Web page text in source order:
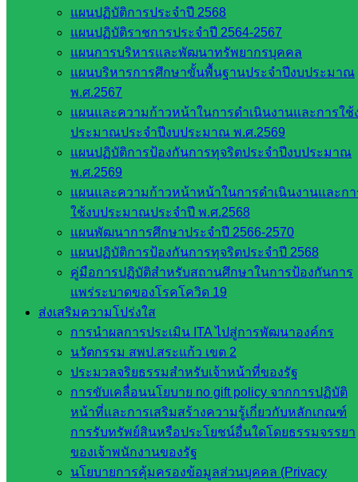
แผนปฏิบัติการประจำปี 2568
แผนปฏิบัติราชการประจำปี 2564-2567
แผนการบริหารและพัฒนาทรัพยากรบุคคล
แผนบริหารการศึกษาขั้นพื้นฐานประจำปีงบประมาณ
พ.ศ.2567
แผนและความก้าวหน้าในการดำเนินงานและการใช้
ประมาณประจำปีงบประมาณ พ.ศ.2569
แผนปฏิบัติการป้องกันการทุจริตประจำปีงบประมาณ
พ.ศ.2569
แผนและความก้าวหน้าหน้าในการดำเนินงานและก
ใช้งบประมาณประจำปี พ.ศ.2568
แผนพัฒนาการศึกษาประจำปี 2566-2570
แผนปฏิบัติการป้องกันการทุจริตประจำปี 2568
คู่มือการปฏิบัติสำหรับสถานศึกษาในการป้องกันการ
แพร่ระบาดของโรคโควิด 19
ส่งเสริมความโปร่งใส
การนำผลการประเมิน ITA ไปสู่การพัฒนาองค์กร
นวัตกรรม สพป.สระแก้ว เขต 2
ประมวลจริยธรรมสำหรับเจ้าหน้าที่ของรัฐ
การขับเคลื่อนนโยบาย no gift policy จากการปฏิบัติ
หน้าที่และการเสริมสร้างความรู้เกี่ยวกับหลักเกณฑ์
การรับทรัพย์สินหรือประโยชน์อื่นใดโดยธรรมจรรยา
ของเจ้าพนักงานของรัฐ
นโยบายการคุ้มครองข้อมูลส่วนบุคคล (Privacy
ถ่ายภาพ : นายนิชากร สักกุนี
เนื้อหาข่าว : นายนิชากร สักกุนี
อำนวยการผลิต : นางอลิสา เพชรมะดัน
523